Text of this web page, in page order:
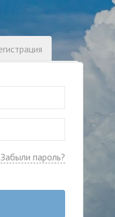
Забыли пароль?